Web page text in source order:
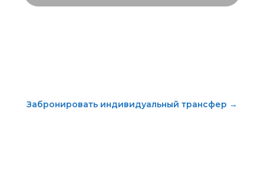
Забронировать индивидуальный трансфер →